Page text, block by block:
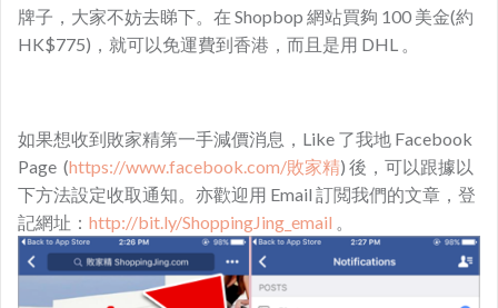
牌子，大家不妨去睇下。在 ​Shopbop 網站買夠 100 美金(約
HK$775)，就可以免運費到香港，而且是用 DHL 。
如果想收到敗家精第一手減價消息，Like 了我地 Facebook
Page (https://www.facebook.com/敗家精) 後，可以跟據以
下方法設定收取通知。亦歡迎用 Email 訂閲我們的文章，登
記網址： http://bit.ly/ShoppingJing_email